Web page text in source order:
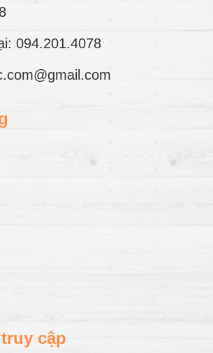
094.201.4078
cập